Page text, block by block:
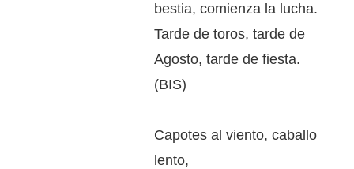
bestia, comienza la lucha.
Tarde de toros, tarde de
Agosto, tarde de fiesta.
(BIS)
Capotes al viento, caballo
lento,